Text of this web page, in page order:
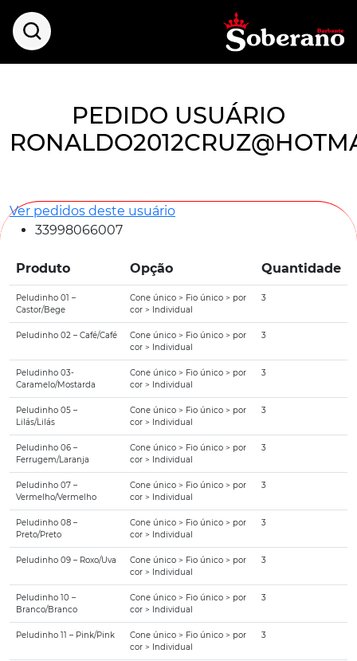
PEDIDO USUÁRIO
Ver pedidos deste usuário
33998066007
Produto Opção Quantidade
Peludinho 01 –
Castor/Bege
Cone único > Fio único > por
cor > Individual
3
Peludinho 02 – Café/Café
Cone único > Fio único > por
cor > Individual
3
Peludinho 03-
Caramelo/Mostarda
Cone único > Fio único > por
cor > Individual
3
Peludinho 05 –
Lilás/Lilás
Cone único > Fio único > por
cor > Individual
3
Peludinho 06 –
Ferrugem/Laranja
Cone único > Fio único > por
cor > Individual
3
Peludinho 07 –
Vermelho/Vermelho
Cone único > Fio único > por
cor > Individual
3
Peludinho 08 –
Preto/Preto
Cone único > Fio único > por
cor > Individual
3
Peludinho 09 – Roxo/Uva
Cone único > Fio único > por
cor > Individual
3
Peludinho 10 –
Branco/Branco
Cone único > Fio único > por
cor > Individual
3
Peludinho 11 – Pink/Pink
Cone único > Fio único > por
cor > Individual
3